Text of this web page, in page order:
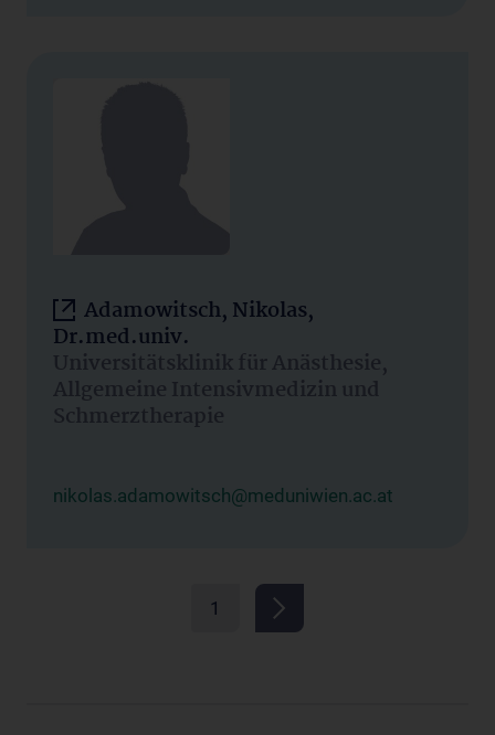
Adamowitsch, Nikolas,
Dr.med.univ.
Universitätsklinik für Anästhesie,
Allgemeine Intensivmedizin und
Schmerztherapie
nikolas.adamowitsch@meduniwien.ac.at
1